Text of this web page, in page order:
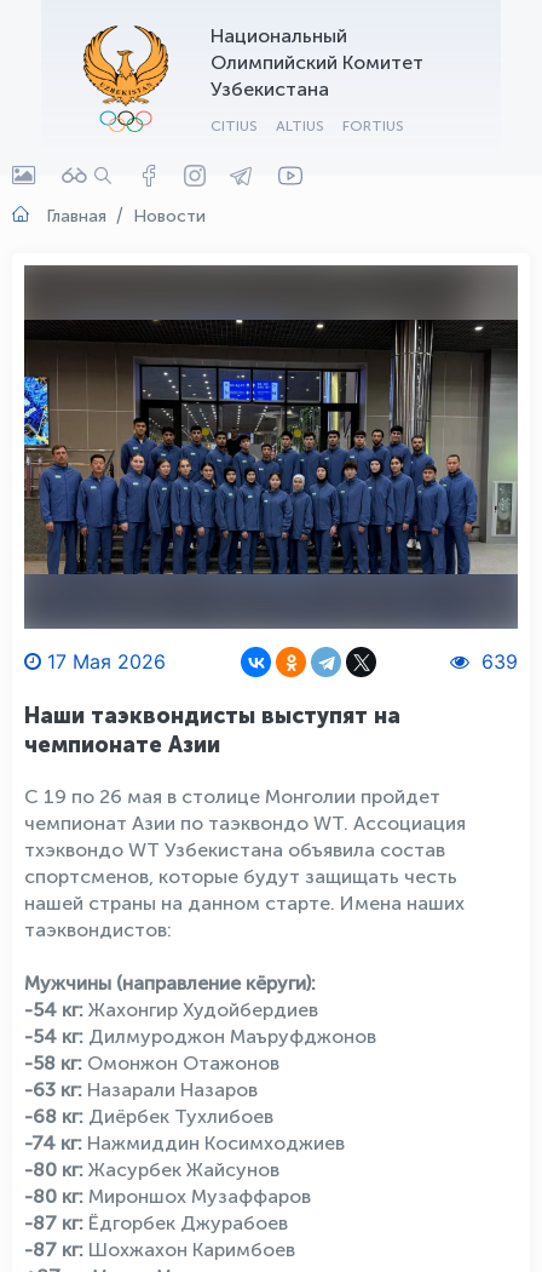
Национальный
Олимпийский Комитет
Узбекистана
CITIUS ALTIUS FORTIUS
Главная Новости
17 Мая 2026 639
Наши таэквондисты выступят на
чемпионате Азии
С 19 по 26 мая в столице Монголии пройдет
чемпионат Азии по таэквондо WT. Ассоциация
тхэквондо WT Узбекистана объявила состав
спортсменов, которые будут защищать честь
нашей страны на данном старте. Имена наших
таэквондистов:
Мужчины (направление кёруги):
-54 кг: Жахонгир Худойбердиев
-54 кг: Дилмуроджон Маъруфджонов
-58 кг: Омонжон Отажонов
-63 кг: Назарали Назаров
-68 кг: Диёрбек Тухлибоев
-74 кг: Нажмиддин Косимходжиев
-80 кг: Жасурбек Жайсунов
-80 кг: Мироншох Музаффаров
-87 кг: Ёдгорбек Джурабоев
-87 кг: Шохжахон Каримбоев
OLYMPCHIK AI - yordamchi
Онлайн · olympic.uz